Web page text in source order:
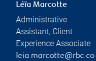
Léïa Marcotte
Administrative
Assistant, Client
Experience Associate
leia.marcotte@rbc.co